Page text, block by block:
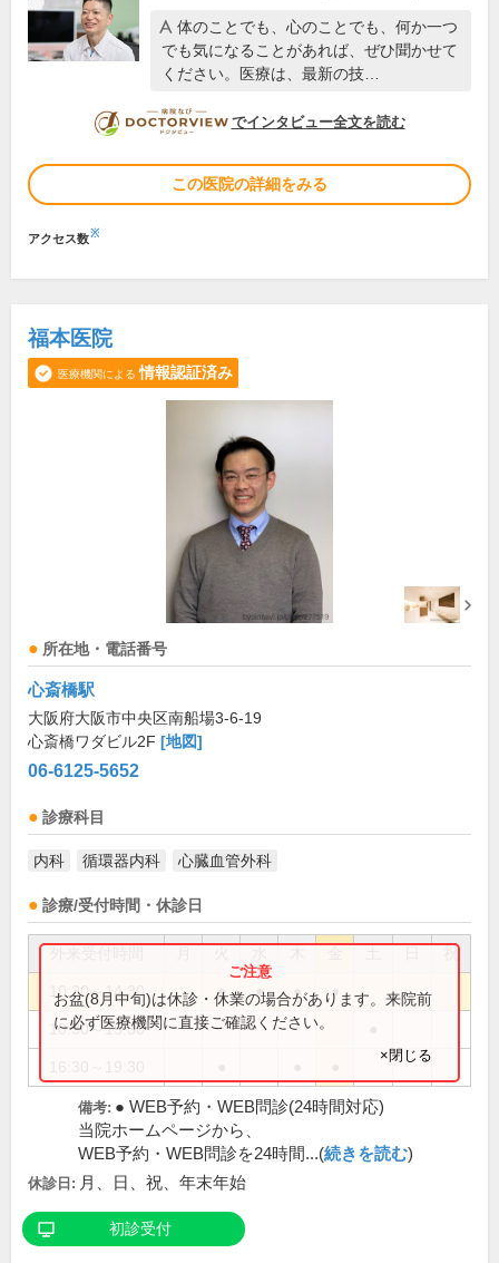
体のことでも、心のことでも、何か一つ
でも気になることがあれば、ぜひ聞かせて
ください。医療は、最新の技…
DOCTORVIEW
でインタビュー全文を読む
この医院の詳細をみる
アクセス数※
福本医院
医療機関による 情報認証済み
所在地・電話番号
心斎橋駅
大阪府大阪市中央区南船場3-6-19
心斎橋ワダビル2F [地図]
06-6125-5652
診療科目
内科 循環器内科 心臓血管外科
診療/受付時間・休診日
祝
10:30～14:30 ● ● ● ●
10:30～15:30
お盆(8月中旬)は休診・休業の場合があります。来院前
に必ず医療機関に直接ご確認ください。
×閉じる
備考: ● WEB予約・WEB問診(24時間対応)
当院ホームページから、
WEB予約・WEB問診を24時間...(続きを読む)
休診日: 月、日、祝、年末年始
初診受付